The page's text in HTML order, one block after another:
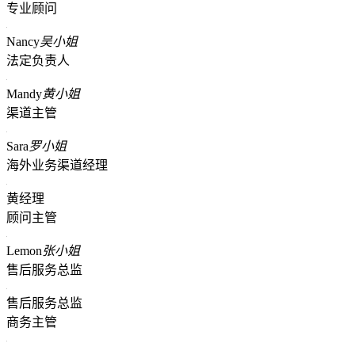
专业顾问
Nancy吴小姐
法定负责人
Mandy黄小姐
渠道主管
Sara罗小姐
海外业务渠道经理
黄经理
顾问主管
Lemon张小姐
售后服务总监
售后服务总监
商务主管